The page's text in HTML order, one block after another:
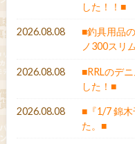
した！！■
2026.08.08
■釣具用品
ノ300スリ
2026.08.08
■RRLのデ
した！■
2026.08.08
■『1/7 錦
た。■